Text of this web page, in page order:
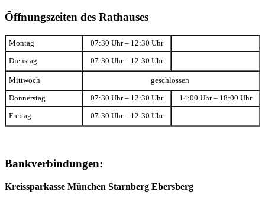
Öffnungszeiten des Rathauses
Montag 07:30 Uhr – 12:30 Uhr
Dienstag 07:30 Uhr – 12:30 Uhr
Mittwoch geschlossen
Donnerstag 07:30 Uhr – 12:30 Uhr 14:00 Uhr – 18:00 Uhr
Freitag 07:30 Uhr – 12:30 Uhr
Bankverbindungen:
Kreissparkasse München Starnberg Ebersberg